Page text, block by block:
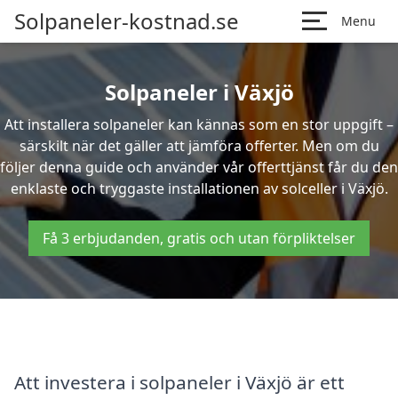
Solpaneler-kostnad.se Menu
Solpaneler i Växjö
Att installera solpaneler kan kännas som en stor uppgift –
särskilt när det gäller att jämföra offerter. Men om du
följer denna guide och använder vår offerttjänst får du den
enklaste och tryggaste installationen av solceller i Växjö.
Få 3 erbjudanden, gratis och utan förpliktelser
Att investera i solpaneler i Växjö är ett